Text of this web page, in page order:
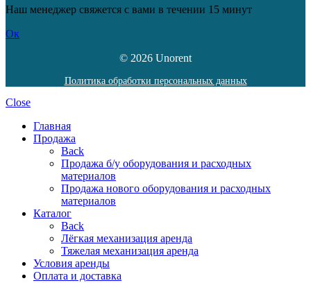
Наш менеджер свяжется с вами в течении 15 минут
Ок
© 2026 Unorent
Политика обработки персональных данных
Close
Главная
Продажа
Back
Продажа б/у оборудования и расходных
материалов
Продажа нового оборудования и расходных
материалов
Каталог
Back
Лёгкая механизация аренда
Тяжелая механизация аренда
Условия аренды
Оплата и доставка